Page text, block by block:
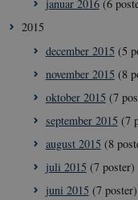
januar 2016(6
2015
december 2015 (5
november 2015 (8
oktober 2015 (7
september 2015 (7
august 2015 (8
juli 2015 (7 poster)
juni 2015 (7 poster)
__Secure-
__Secure-
__Secure-